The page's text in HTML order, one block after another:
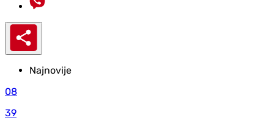
Najnovije
08
39